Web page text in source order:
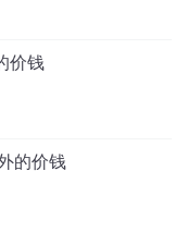
价钱
的价钱